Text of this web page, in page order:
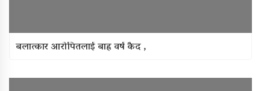
बलात्कार आरोपितलाई बाह्र वर्ष कैद ,